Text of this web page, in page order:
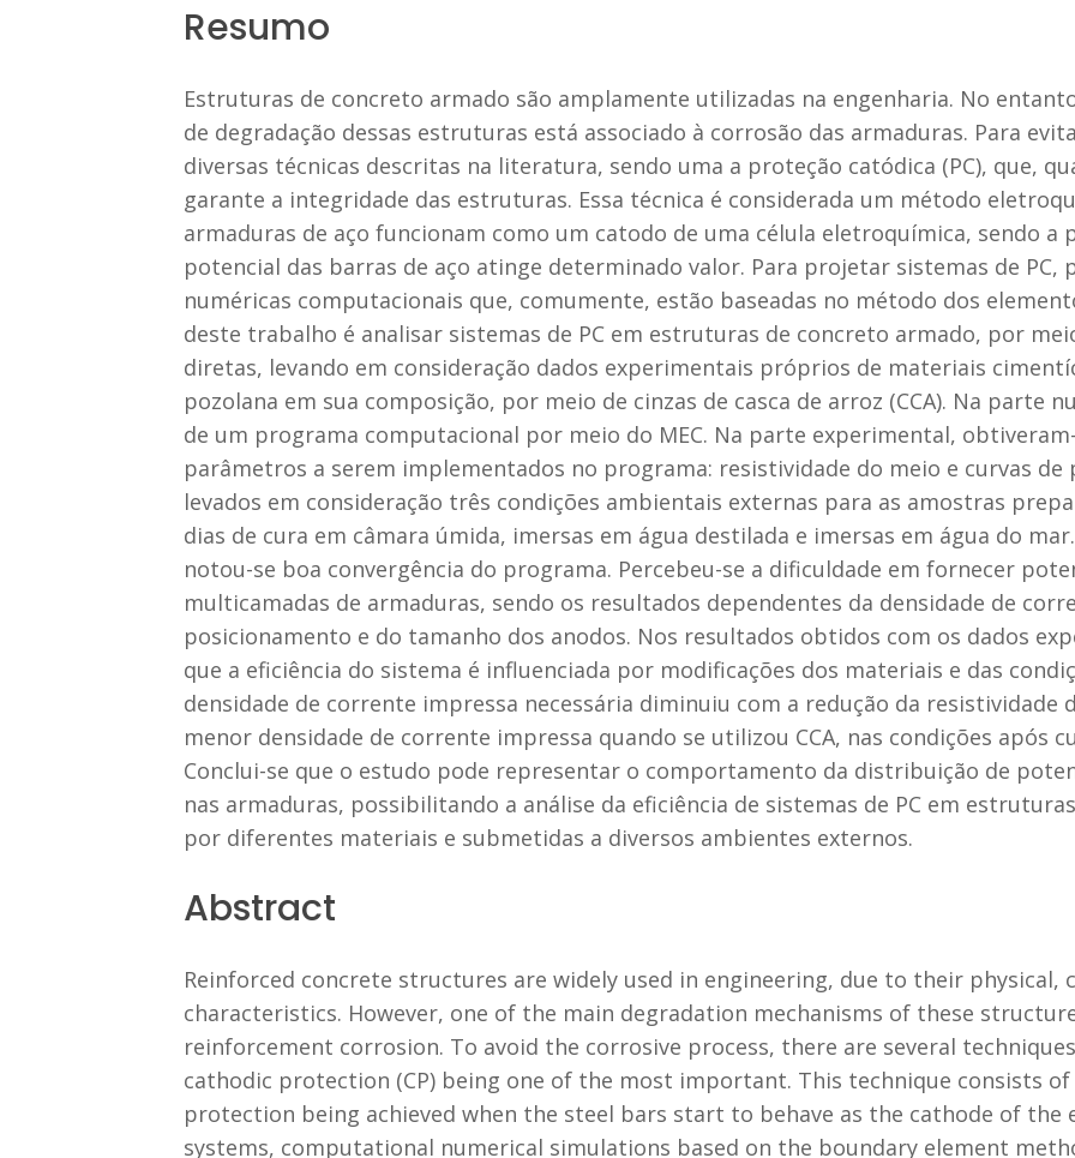
Resumo
Estruturas de concreto armado são amplamente utilizadas na engenharia. No
de degradação dessas estruturas está associado à corrosão das armaduras. Para
diversas técnicas descritas na literatura, sendo uma a proteção catódica (PC), que,
garante a integridade das estruturas. Essa técnica é considerada um método
armaduras de aço funcionam como um catodo de uma célula eletroquímica, sendo a
potencial das barras de aço atinge determinado valor. Para projetar sistemas de PC,
numéricas computacionais que, comumente, estão baseadas no método dos
deste trabalho é analisar sistemas de PC em estruturas de concreto armado, por
diretas, levando em consideração dados experimentais próprios de materiais
pozolana em sua composição, por meio de cinzas de casca de arroz (CCA). Na parte
de um programa computacional por meio do MEC. Na parte experimental,
parâmetros a serem implementados no programa: resistividade do meio e curvas de
levados em consideração três condições ambientais externas para as amostras
dias de cura em câmara úmida, imersas em água destilada e imersas em água do
notou-se boa convergência do programa. Percebeu-se a dificuldade em fornecer
multicamadas de armaduras, sendo os resultados dependentes da densidade de
posicionamento e do tamanho dos anodos. Nos resultados obtidos com os dados
que a eficiência do sistema é influenciada por modificações dos materiais e das
densidade de corrente impressa necessária diminuiu com a redução da resistividade
menor densidade de corrente impressa quando se utilizou CCA, nas condições após
Conclui-se que o estudo pode representar o comportamento da distribuição de
nas armaduras, possibilitando a análise da eficiência de sistemas de PC em
por diferentes materiais e submetidas a diversos ambientes externos.
Abstract
Reinforced concrete structures are widely used in engineering, due to their physical,
characteristics. However, one of the main degradation mechanisms of these
reinforcement corrosion. To avoid the corrosive process, there are several
cathodic protection (CP) being one of the most important. This technique consists
protection being achieved when the steel bars start to behave as the cathode of the
systems, computational numerical simulations based on the boundary element